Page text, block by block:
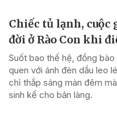
Chiếc tủ lạnh, cuộc
đời ở Rào Con khi
Suốt bao thế hệ, đồng
quen với ánh đèn dầu leo
chỉ thắp sáng màn đêm
sinh kế cho bản làng.